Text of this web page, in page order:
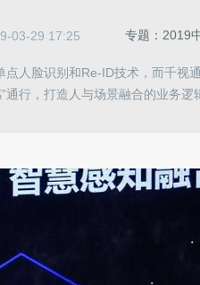
03-29 17:25 专题：2019
人脸识别和Re-ID技术，而千视
通行，打造人与场景融合的业务逻